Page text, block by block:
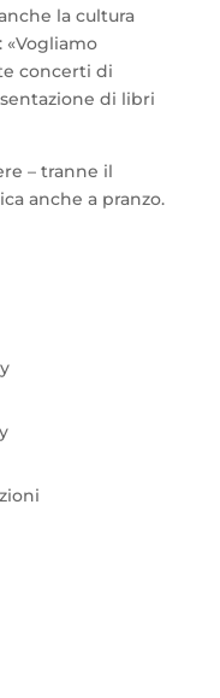
la cultura
«Vogliamo
concerti di
di libri
– tranne il
anche a pranzo.